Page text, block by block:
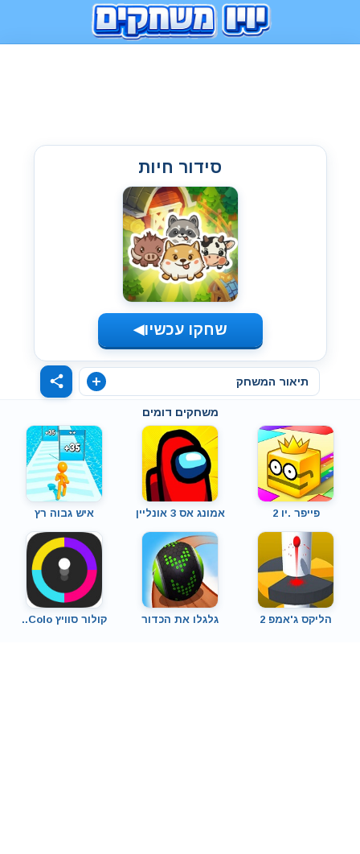
סידור חיות
שחקו עכשיו◀
תיאור המשחק
משחקים דומים
פייפר .יו 2 אמונג אס 3 אונליין איש גבוה רץ
הליקס ג'אמפ 2 גלגלו את הכדור קולור סוויץ Colo..